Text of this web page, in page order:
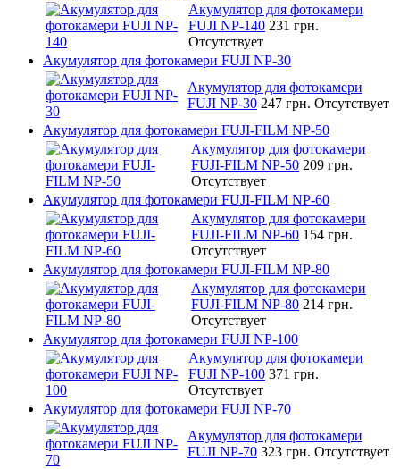
Акумулятор для фотокамери
FUJI NP-140 231 грн.
Отсутствует
Акумулятор для фотокамери FUJI NP-30
Акумулятор для фотокамери
FUJI NP-30 247 грн. Отсутствует
Акумулятор для фотокамери FUJI-FILM NP-50
Акумулятор для фотокамери
FUJI-FILM NP-50 209 грн.
Отсутствует
Акумулятор для фотокамери FUJI-FILM NP-60
Акумулятор для фотокамери
FUJI-FILM NP-60 154 грн.
Отсутствует
Акумулятор для фотокамери FUJI-FILM NP-80
Акумулятор для фотокамери
FUJI-FILM NP-80 214 грн.
Отсутствует
Акумулятор для фотокамери FUJI NP-100
Акумулятор для фотокамери
FUJI NP-100 371 грн.
Отсутствует
Акумулятор для фотокамери FUJI NP-70
Акумулятор для фотокамери
FUJI NP-70 323 грн. Отсутствует